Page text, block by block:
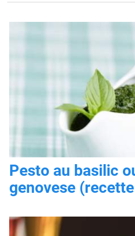
Pesto au basilic
genovese